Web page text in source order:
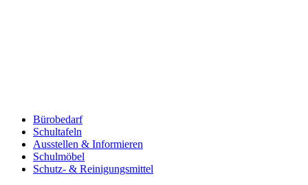
Bürobedarf
Schultafeln
Ausstellen & Informieren
Schulmöbel
Schutz- & Reinigungsmittel